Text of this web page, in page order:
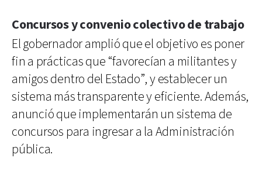
Concursos y convenio colectivo de trabajo
El gobernador amplió que el objetivo es poner
fin a prácticas que “favorecían a militantes y
amigos dentro del Estado”, y establecer un
sistema más transparente y eficiente. Además,
anunció que implementarán un sistema de
concursos para ingresar a la Administración
pública.